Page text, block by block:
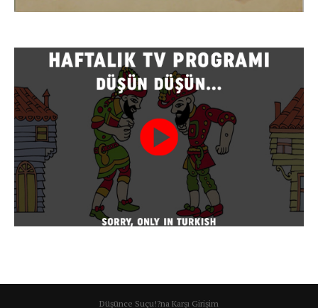
Düşünce Suçu!?na Karşı Girişim